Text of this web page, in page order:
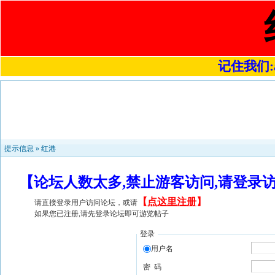
记住我们
提示信息 » 红港
【论坛人数太多,禁止游客访问,请登
请直接登录用户访问论坛，或请 【 点这里注册】
如果您已注册,请先登录论坛即可游览帖子
登录
用户名
密 码